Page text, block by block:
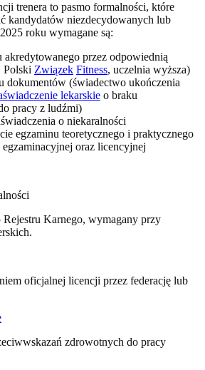
trenera to pasmo formalności, które
kandydatów niezdecydowanych lub
roku wymagane są:
akredytowanego przez odpowiednią
Polski Związek Fitness, uczelnia wyższa)
dokumentów (świadectwo ukończenia
lekarskie o braku
pracy z ludźmi)
o niekaralności
egzaminu teoretycznego i praktycznego
egzaminacyjnej oraz licencyjnej
Karnego, wymagany przy
oficjalnej licencji przez federację lub
zdrowotnych do pracy